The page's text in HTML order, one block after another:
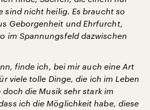
sind nicht heilig. Es braucht so
Geborgenheit und Ehrfurcht,
im Spannungsfeld dazwischen
finde ich, bei mir auch eine Art
viele tolle Dinge, die ich im Leben
doch die Musik sehr stark im
ich die Möglichkeit habe, diese